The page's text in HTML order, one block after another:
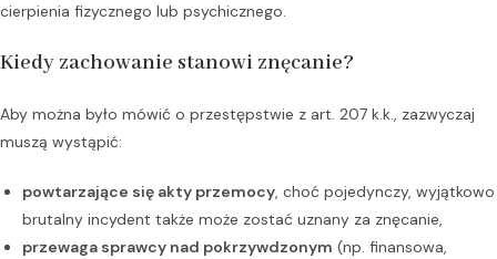
cierpienia fizycznego lub psychicznego.
Kiedy zachowanie stanowi znęcanie?
Aby można było mówić o przestępstwie z art. 207 k.k., zazwyczaj
muszą wystąpić:
powtarzające się akty przemocy, choć pojedynczy, wyjątkowo
brutalny incydent także może zostać uznany za znęcanie,
przewaga sprawcy nad pokrzywdzonym (np. finansowa,